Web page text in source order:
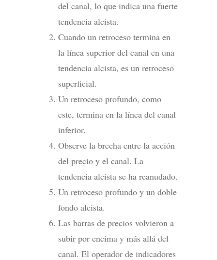
del canal, lo que indica una fuerte
tendencia alcista.
Cuando un retroceso termina en
la línea superior del canal en una
tendencia alcista, es un retroceso
superficial.
Un retroceso profundo, como
este, termina en la línea del canal
inferior.
Observe la brecha entre la acción
del precio y el canal. La
tendencia alcista se ha reanudado.
Un retroceso profundo y un doble
fondo alcista.
Las barras de precios volvieron a
subir por encima y más allá del
canal. El operador de indicadores